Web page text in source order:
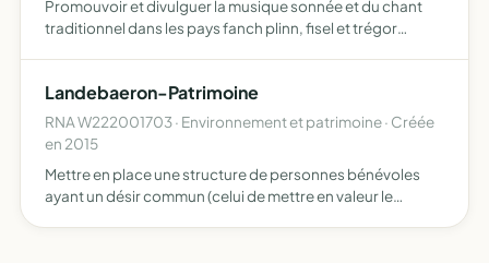
Promouvoir et divulguer la musique sonnée et du chant
traditionnel dans les pays fanch plinn, fisel et trégor
Landebaeron-Patrimoine
RNA W222001703 · Environnement et patrimoine · Créée
en 2015
Mettre en place une structure de personnes bénévoles
ayant un désir commun (celui de mettre en valeur le